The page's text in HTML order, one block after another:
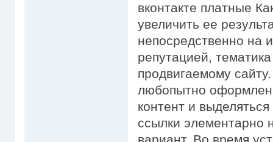
вконтакте платные
увеличить ее
непосредственно на
репутацией,
продвигаемому
любопытно
контент и
ссылки элементарно